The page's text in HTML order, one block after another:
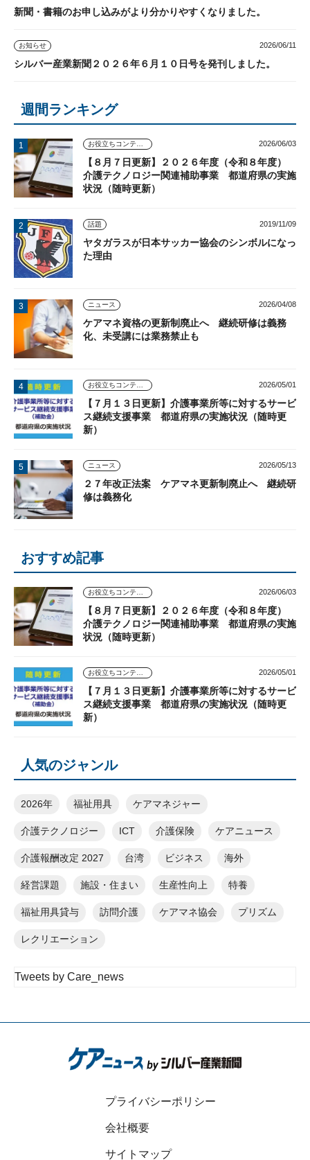
新聞・書籍のお申し込みがより分かりやすくなりました。
お知らせ 2026/06/11
シルバー産業新聞２０２６年６月１０日号を発刊しました。
週間ランキング
お役立ちコンテンツ 2026/06/03
【８月７日更新】２０２６年度（令和８年度）
介護テクノロジー関連補助事業 都道府県の実施
状況（随時更新）
話題 2019/11/09
ヤタガラスが日本サッカー協会のシンボルになっ
た理由
ニュース 2026/04/08
ケアマネ資格の更新制廃止へ 継続研修は義務
化、未受講には業務禁止も
お役立ちコンテンツ 2026/05/01
【７月１３日更新】介護事業所等に対するサービ
ス継続支援事業 都道府県の実施状況（随時更
新）
ニュース 2026/05/13
２７年改正法案 ケアマネ更新制廃止へ 継続研
修は義務化
おすすめ記事
お役立ちコンテンツ 2026/06/03
【８月７日更新】２０２６年度（令和８年度）
介護テクノロジー関連補助事業 都道府県の実施
状況（随時更新）
お役立ちコンテンツ 2026/05/01
【７月１３日更新】介護事業所等に対するサービ
ス継続支援事業 都道府県の実施状況（随時更
新）
人気のジャンル
2026年 福祉用具 ケアマネジャー
介護テクノロジー ICT 介護保険 ケアニュース
介護報酬改定 2027 台湾 ビジネス 海外
経営課題 施設・住まい 生産性向上 特養
福祉用具貸与 訪問介護 ケアマネ協会 プリズム
レクリエーション
Tweets by Care_news
プライバシーポリシー
会社概要
サイトマップ